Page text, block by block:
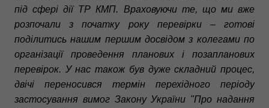
під сфері дії ТР КМП. Враховуючи те, що ми вже
розпочали з початку року перевірки – готові
поділитись нашим першим досвідом з колегами по
організації проведення планових і позапланових
перевірок. У нас також був дуже складний процес,
двічі переносився термін перехідного періоду
застосування вимог Закону України "Про надання